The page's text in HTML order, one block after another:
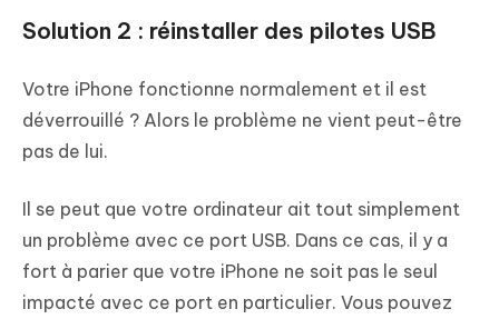
Solution 2 : réinstaller des pilotes USB
Votre iPhone fonctionne normalement et il est
déverrouillé ? Alors le problème ne vient peut-être
pas de lui.
Il se peut que votre ordinateur ait tout simplement
un problème avec ce port USB. Dans ce cas, il y a
fort à parier que votre iPhone ne soit pas le seul
impacté avec ce port en particulier. Vous pouvez